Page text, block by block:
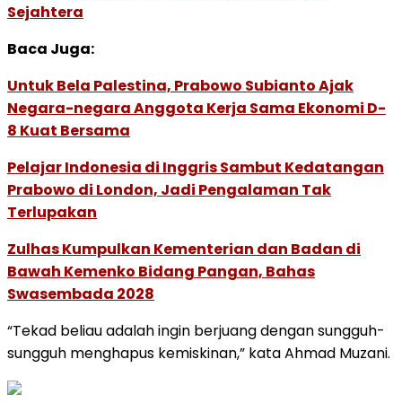
Sejahtera
Baca Juga:
Untuk Bela Palestina, Prabowo Subianto Ajak
Negara-negara Anggota Kerja Sama Ekonomi D-
8 Kuat Bersama
Pelajar Indonesia di Inggris Sambut Kedatangan
Prabowo di London, Jadi Pengalaman Tak
Terlupakan
Zulhas Kumpulkan Kementerian dan Badan di
Bawah Kemenko Bidang Pangan, Bahas
Swasembada 2028
“Tekad beliau adalah ingin berjuang dengan sungguh-
sungguh menghapus kemiskinan,” kata Ahmad Muzani.